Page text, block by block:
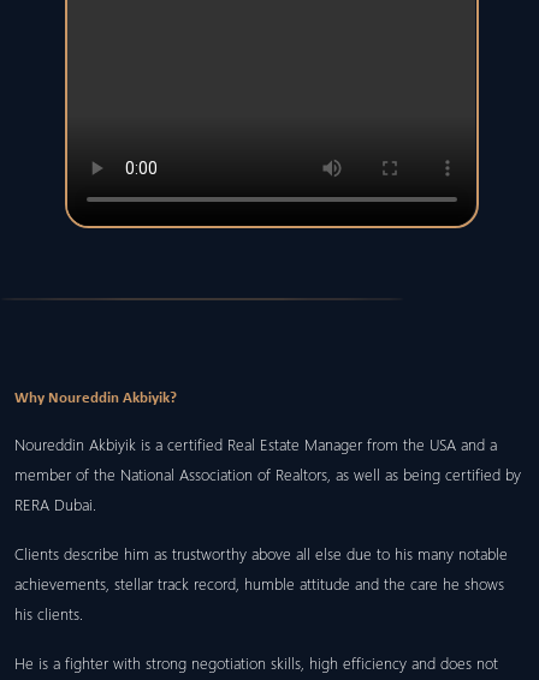
Why Noureddin Akbiyik?
Noureddin Akbiyik is a certified Real Estate Manager from the USA and a
member of the National Association of Realtors, as well as being certified by
RERA Dubai.
Clients describe him as trustworthy above all else due to his many notable
achievements, stellar track record, humble attitude and the care he shows
his clients.
He is a fighter with strong negotiation skills, high efficiency and does not